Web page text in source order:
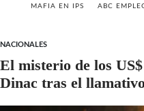
MAFIA EN IPS ABC
NACIONALES
El misterio de los
Dinac tras el